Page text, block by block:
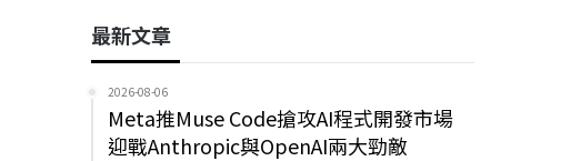
最新文章
2026-08-06
Meta推Muse Code搶攻AI程式開發市場
迎戰Anthropic與OpenAI兩大勁敵